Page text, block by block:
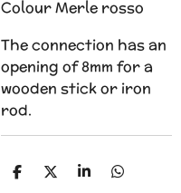
Colour Merle rosso
The connection has an
opening of 8mm for a
wooden stick or iron
rod.
D
D
S
D